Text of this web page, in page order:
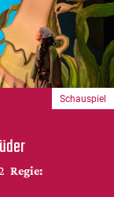
Regie:
Schauspiel